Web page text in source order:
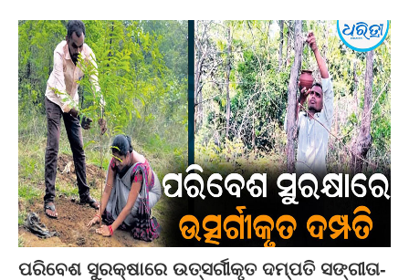
ପରିବେଶ ସୁରକ୍ଷାରେ ଉତ୍ସର୍ଗୀକୃତ ଦମ୍ପତି ସଙ୍ଗୀତା-